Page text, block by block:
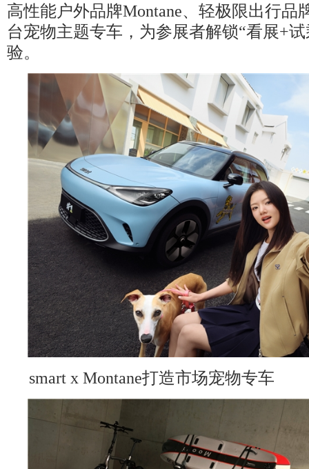
高性能户外品牌Montane、轻极限出行品
台宠物主题专车，为参展者解锁“看展+
验。
smart x Montane打造市场宠物专车